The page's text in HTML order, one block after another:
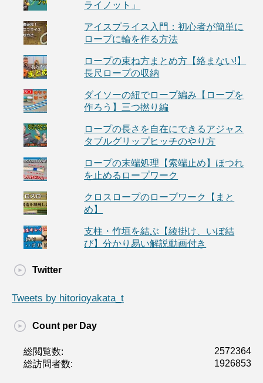
ライノット」
アイスプライス入門：初心者が簡単に
ロープに輪を作る方法
ロープの束ね方まとめ方【絡まない!】
長尺ロープの収納
ダイソーの紐でロープ編み【ロープを
作ろう】三つ撚り編
ロープの長さを自在にできるアジャス
タブルグリップヒッチのやり方
ロープの末端処理【索端止め】ほつれ
を止めるロープワーク
クロスロープのロープワーク【まと
め】
支柱・竹垣を結ぶ【綾掛け、いぼ結
び】分かり易い解説動画付き
Twitter
Tweets by hitorioyakata_t
Count per Day
2572364
総閲覧数:
1926853
総訪問者数: